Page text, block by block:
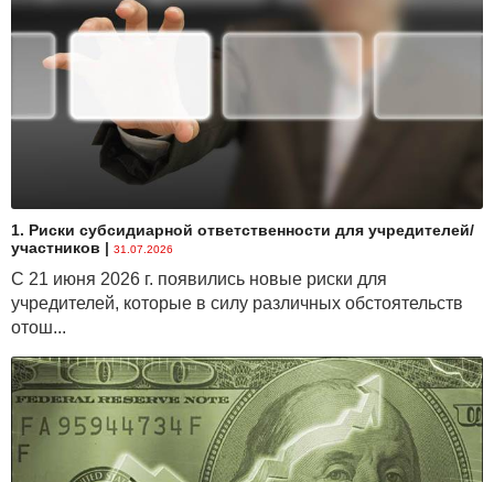
1. Риски субсидиарной ответственности для учредителей/
участников | 31.07.2026
С 21 июня 2026 г. появились новые риски для
учредителей, которые в силу различных обстоятельств
отош...